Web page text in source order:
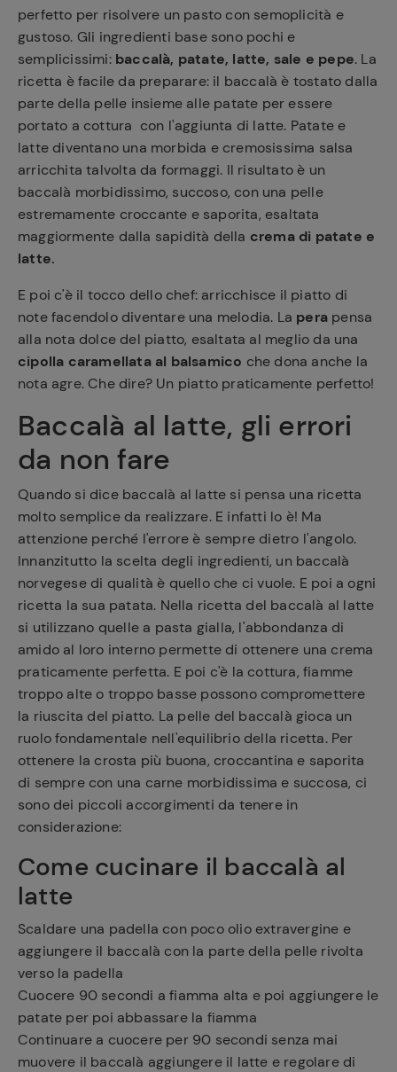
perfetto per risolvere un pasto con semoplicità e
gustoso. Gli ingredienti base sono pochi e
semplicissimi: baccalà, patate, latte, sale e pepe. La
ricetta è facile da preparare: il baccalà è tostato dalla
parte della pelle insieme alle patate per essere
portato a cottura con l'aggiunta di latte. Patate e
latte diventano una morbida e cremosissima salsa
arricchita talvolta da formaggi. Il risultato è un
baccalà morbidissimo, succoso, con una pelle
estremamente croccante e saporita, esaltata
maggiormente dalla sapidità della crema di patate e
latte.
E poi c'è il tocco dello chef: arricchisce il piatto di
note facendolo diventare una melodia. La pera pensa
alla nota dolce del piatto, esaltata al meglio da una
cipolla caramellata al balsamico che dona anche la
nota agre. Che dire? Un piatto praticamente perfetto!
Baccalà al latte, gli errori
da non fare
Quando si dice baccalà al latte si pensa una ricetta
molto semplice da realizzare. E infatti lo è! Ma
attenzione perché l'errore è sempre dietro l'angolo.
Innanzitutto la scelta degli ingredienti, un baccalà
norvegese di qualità è quello che ci vuole. E poi a ogni
ricetta la sua patata. Nella ricetta del baccalà al latte
si utilizzano quelle a pasta gialla, l'abbondanza di
amido al loro interno permette di ottenere una crema
praticamente perfetta. E poi c'è la cottura, fiamme
troppo alte o troppo basse possono compromettere
la riuscita del piatto. La pelle del baccalà gioca un
ruolo fondamentale nell'equilibrio della ricetta. Per
ottenere la crosta più buona, croccantina e saporita
di sempre con una carne morbidissima e succosa, ci
sono dei piccoli accorgimenti da tenere in
considerazione:
Come cucinare il baccalà al
latte
Scaldare una padella con poco olio extravergine e
aggiungere il baccalà con la parte della pelle rivolta
verso la padella
Cuocere 90 secondi a fiamma alta e poi aggiungere le
patate per poi abbassare la fiamma
Continuare a cuocere per 90 secondi senza mai
muovere il baccalà aggiungere il latte e regolare di